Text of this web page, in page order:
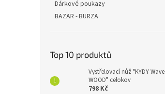
Dárkové poukazy
BAZAR - BURZA
Top 10 produktů
Vystřelovací nůž "KYDY Wave
WOOD" celokov
798 Kč